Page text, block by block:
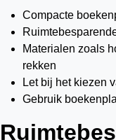
Compacte
Materialen zoals
rekken
Let bij het kiezen
Gebruik